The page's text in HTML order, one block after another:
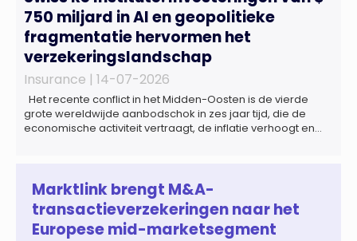
750 miljard in AI en geopolitieke
fragmentatie hervormen het
verzekeringslandschap
Insurance | 14-07-2026
Het recente conflict in het Midden-Oosten is de vierde
grote wereldwijde aanbodschok in zes jaar tijd, die de
economische activiteit vertraagt, de inflatie verhoogt en
wereldwijd naar verwachting afnemen tot 1,3% in reële
termen in […]
Marktlink brengt M&A-
transactieverzekeringen naar het
Europese mid-marketsegment